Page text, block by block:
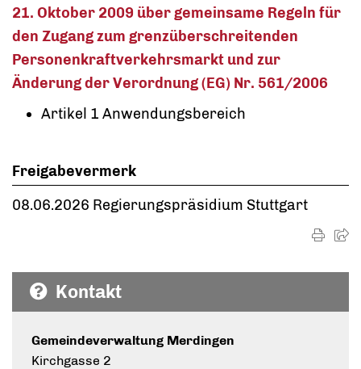
21. Oktober 2009 über gemeinsame Regeln für
den Zugang zum grenzüberschreitenden
Personenkraftverkehrsmarkt und zur
Änderung der Verordnung (EG) Nr. 561/2006
Artikel 1 Anwendungsbereich
Freigabevermerk
08.06.2026 Regierungspräsidium Stuttgart
Kontakt
Gemeindeverwaltung Merdingen
Kirchgasse 2